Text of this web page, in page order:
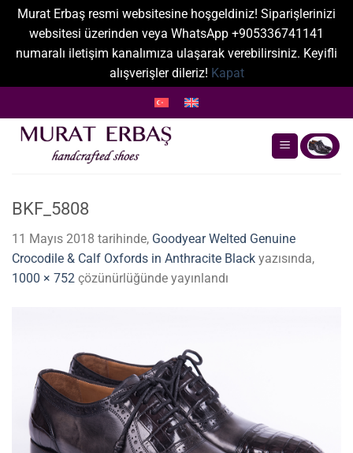
Murat Erbaş resmi websitesine hoşgeldiniz! Siparişlerinizi
websitesi üzerinden veya WhatsApp +905336741141
numaralı iletişim kanalımıza ulaşarak verebilirsiniz. Keyifli
alışverişler dileriz! Kapat
atla
BKF_5808
11 Mayıs 2018 tarihinde, Goodyear Welted Genuine
Crocodile & Calf Oxfords in Anthracite Black yazısında,
1000 × 752 çözünürlüğünde yayınlandı